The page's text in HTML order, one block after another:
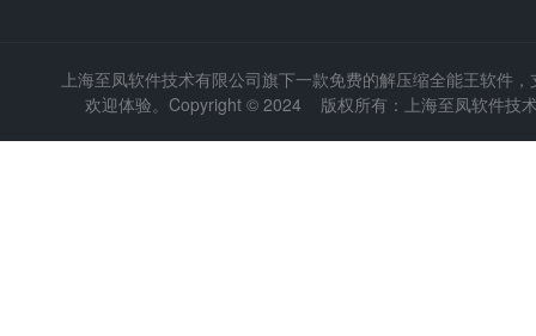
上海至凤软件技术有限公司旗下一款免费的解压缩全能王软件
欢迎体验。Copyright © 2024 版权所有：上海至凤软件技